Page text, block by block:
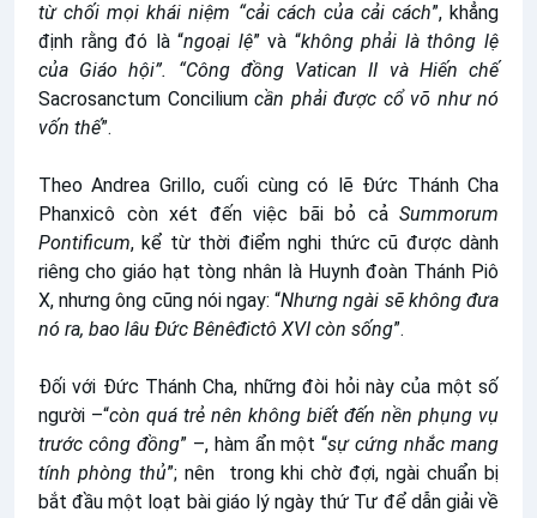
từ chối mọi khái niệm “cải cách của cải cách”, khẳng
định rằng đó là “ngoại lệ” và “không phải là thông lệ
của Giáo hội”. “Công đồng Vatican II và Hiến chế
Sacrosanctum Concilium cần phải được cổ võ như nó
vốn thế”.
Theo Andrea Grillo, cuối cùng có lẽ Đức Thánh Cha
Phanxicô còn xét đến việc bãi bỏ cả Summorum
Pontificum, kể từ thời điểm nghi thức cũ được dành
riêng cho giáo hạt tòng nhân là Huynh đoàn Thánh Piô
X, nhưng ông cũng nói ngay: “Nhưng ngài sẽ không đưa
nó ra, bao lâu Đức Bênêđictô XVI còn sống”.
Đối với Đức Thánh Cha, những đòi hỏi này của một số
người –“còn quá trẻ nên không biết đến nền phụng vụ
trước công đồng” –, hàm ẩn một “sự cứng nhắc mang
tính phòng thủ”; nên trong khi chờ đợi, ngài chuẩn bị
bắt đầu một loạt bài giáo lý ngày thứ Tư để dẫn giải về